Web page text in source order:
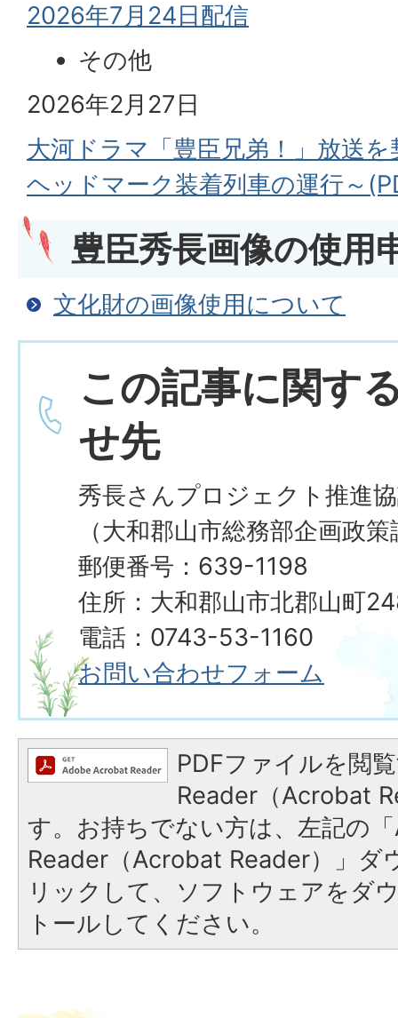
2026年7月24日配信
その他
2026年2月27日
大河ドラマ「豊臣兄弟！」放送
ヘッドマーク装着列車の運行～
豊臣秀長画像の使用
文化財の画像使用について
この記事に関す
せ先
秀長さんプロジェクト推進
（大和郡山市総務部企画政
郵便番号：639-1198
住所：大和郡山市北郡山町
電話：0743-53-1160
お問い合わせフォーム
PDFファイルを閲
Reader（Acrobat
す。お持ちでない方は、左記の
Reader（Acrobat Reader）」ダ
リックして、ソフトウェアをダ
トールしてください。